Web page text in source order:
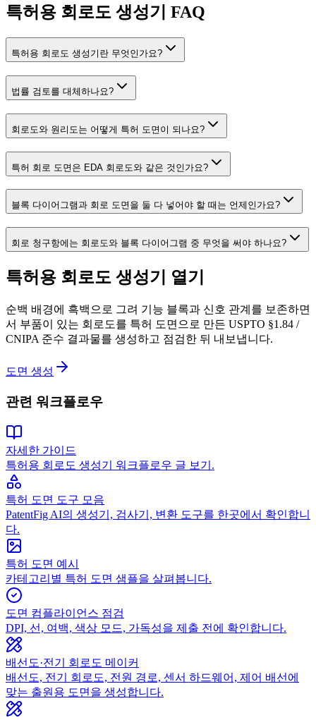
특허용 회로도 생성기 FAQ
특허용 회로도 생성기란 무엇인가요?
법률 검토를 대체하나요?
회로도와 원리도는 어떻게 특허 도면이 되나요?
특허 회로 도면은 EDA 회로도와 같은 것인가요?
블록 다이어그램과 회로 도면을 둘 다 넣어야 할 때는 언제인가요?
회로 청구항에는 회로도와 블록 다이어그램 중 무엇을 써야 하나요?
특허용 회로도 생성기 열기
순백 배경에 흑백으로 그려 기능 블록과 신호 관계를 보존하면
서 부품이 있는 회로도를 특허 도면으로 만든 USPTO §1.84 /
CNIPA 준수 결과물를 생성하고 점검한 뒤 내보냅니다.
도면 생성
관련 워크플로우
자세한 가이드
특허용 회로도 생성기 워크플로우 글 보기.
특허 도면 도구 모음
PatentFig AI의 생성기, 검사기, 변환 도구를 한곳에서 확인합니
다.
특허 도면 예시
카테고리별 특허 도면 샘플을 살펴봅니다.
도면 컴플라이언스 점검
DPI, 선, 여백, 색상 모드, 가독성을 제출 전에 확인합니다.
배선도·전기 회로도 메이커
배선도, 전기 회로도, 전원 경로, 센서 하드웨어, 제어 배선에
맞는 출원용 도면을 생성합니다.